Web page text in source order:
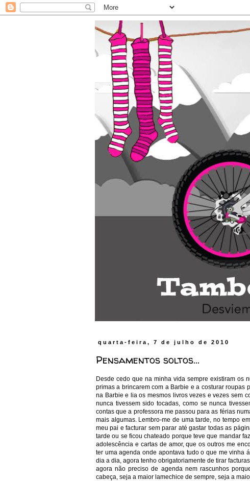
quarta-feira, 7 de julho de 2010
Pensamentos soltos...
Desde cedo que na minha vida sempre existiram os
primas a brincarem com a Barbie e a costurar roupas
na Barbie e lia os mesmos livros vezes e vezes sem
nunca tivessem sido tocadas, como se nunca
contas que a professora me passou para as férias
mais algumas. Lembro-me de uma tarde, no tempo
meu pai e facturar sem parar até gastar todas as
tarde ou se ficou chateado porque teve que mandar
adolescência e cartas de amor, que os outros me
ter uma agenda onde apontava tudo o que me vinha
dia a dia, agora tenho obrigatoriamente de tirar
agora não preciso de agenda nem rascunhos
cabeça, seja a maior lamechice de sempre, seja a